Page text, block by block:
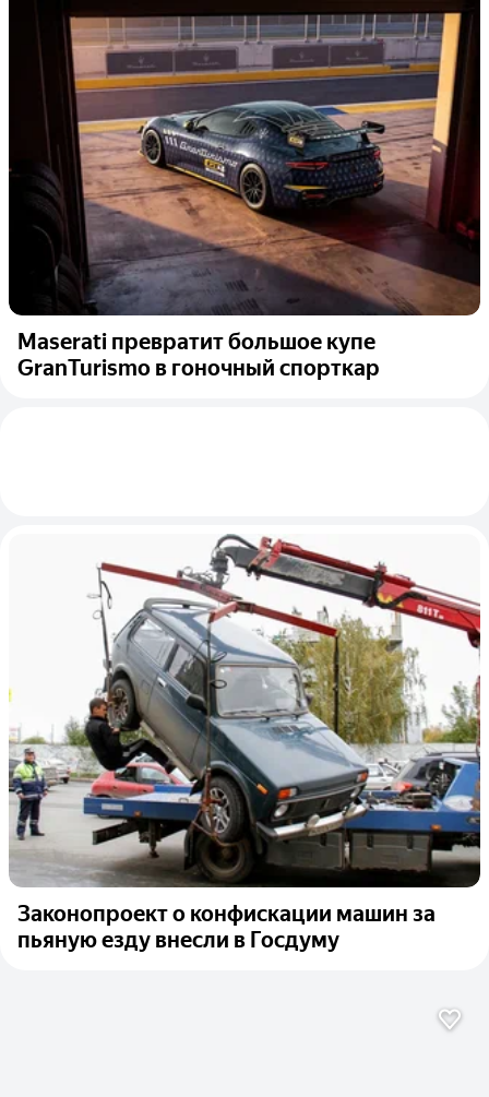
Maserati превратит большое купе
GranTurismo в гоночный спорткар
Законопроект о конфискации машин за
пьяную езду внесли в Госдуму